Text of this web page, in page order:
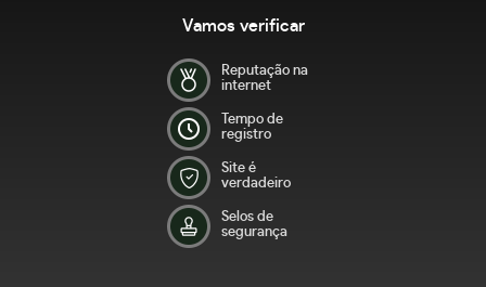
Vamos verificar
Reputação na
internet
Tempo de
registro
Site é
verdadeiro
Selos de
segurança